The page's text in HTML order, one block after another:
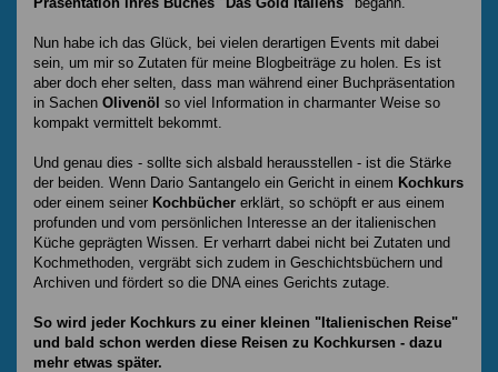
Nun habe ich das Glück, bei vielen derartigen Events mit dabei
sein, um mir so Zutaten für meine Blogbeiträge zu holen. Es ist
aber doch eher selten, dass man während einer Buchpräsentation
in Sachen Olivenöl so viel Information in charmanter Weise so
kompakt vermittelt bekommt.
Und genau dies - sollte sich alsbald herausstellen - ist die Stärke
der beiden. Wenn Dario Santangelo ein Gericht in einem Kochkurs
oder einem seiner Kochbücher erklärt, so schöpft er aus einem
profunden und vom persönlichen Interesse an der italienischen
Küche geprägten Wissen. Er verharrt dabei nicht bei Zutaten und
Kochmethoden, vergräbt sich zudem in Geschichtsbüchern und
Archiven und fördert so die DNA eines Gerichts zutage.
So wird jeder Kochkurs zu einer kleinen "Italienischen Reise"
und bald schon werden diese Reisen zu Kochkursen - dazu
mehr etwas später.